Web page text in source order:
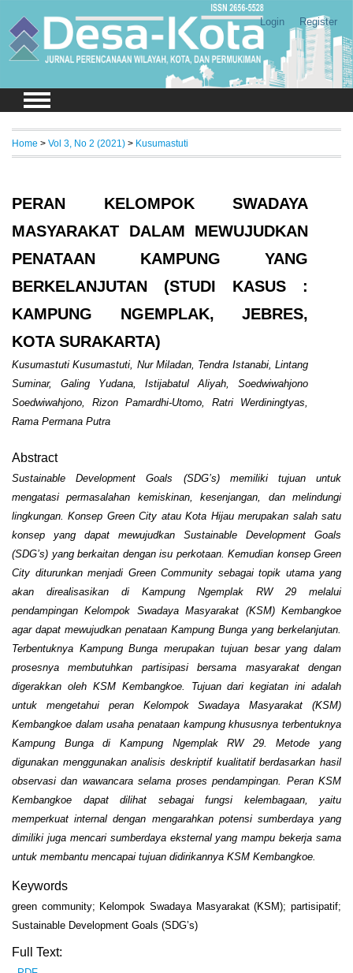
Login Register
Home > Vol 3, No 2 (2021) > Kusumastuti
PERAN KELOMPOK SWADAYA
MASYARAKAT DALAM MEWUJUDKAN
PENATAAN KAMPUNG YANG
BERKELANJUTAN (STUDI KASUS :
KAMPUNG NGEMPLAK, JEBRES,
KOTA SURAKARTA)
Kusumastuti Kusumastuti, Nur Miladan, Tendra Istanabi, Lintang
Suminar, Galing Yudana, Istijabatul Aliyah, Soedwiwahjono
Soedwiwahjono, Rizon Pamardhi-Utomo, Ratri Werdiningtyas,
Rama Permana Putra
Abstract
Sustainable Development Goals (SDG’s) memiliki tujuan untuk
mengatasi permasalahan kemiskinan, kesenjangan, dan melindungi
lingkungan. Konsep Green City atau Kota Hijau merupakan salah satu
konsep yang dapat mewujudkan Sustainable Development Goals
(SDG’s) yang berkaitan dengan isu perkotaan. Kemudian konsep Green
City diturunkan menjadi Green Community sebagai topik utama yang
akan direalisasikan di Kampung Ngemplak RW 29 melalui
pendampingan Kelompok Swadaya Masyarakat (KSM) Kembangkoe
agar dapat mewujudkan penataan Kampung Bunga yang berkelanjutan.
Terbentuknya Kampung Bunga merupakan tujuan besar yang dalam
prosesnya membutuhkan partisipasi bersama masyarakat dengan
digerakkan oleh KSM Kembangkoe. Tujuan dari kegiatan ini adalah
untuk mengetahui peran Kelompok Swadaya Masyarakat (KSM)
Kembangkoe dalam usaha penataan kampung khususnya terbentuknya
Kampung Bunga di Kampung Ngemplak RW 29. Metode yang
digunakan menggunakan analisis deskriptif kualitatif berdasarkan hasil
observasi dan wawancara selama proses pendampingan. Peran KSM
Kembangkoe dapat dilihat sebagai fungsi kelembagaan, yaitu
memperkuat internal dengan mengarahkan potensi sumberdaya yang
dimiliki juga mencari sumberdaya eksternal yang mampu bekerja sama
untuk membantu mencapai tujuan didirikannya KSM Kembangkoe.
Keywords
green community; Kelompok Swadaya Masyarakat (KSM); partisipatif;
Sustainable Development Goals (SDG’s)
Full Text: